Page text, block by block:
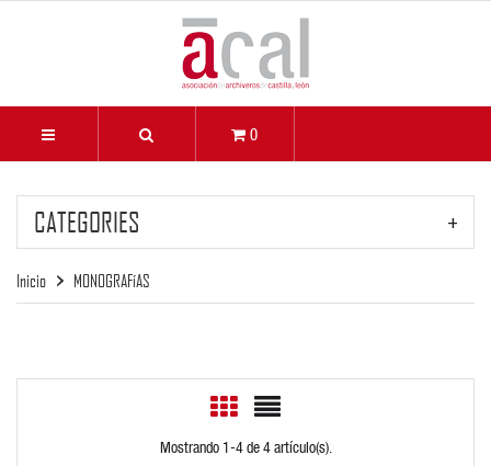
0
CATEGORIES
Inicio MONOGRAFíAS
Mostrando 1-4 de 4 artículo(s).